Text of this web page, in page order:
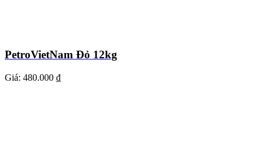
PetroVietNam Đỏ 12kg
Giá: 480.000 ₫